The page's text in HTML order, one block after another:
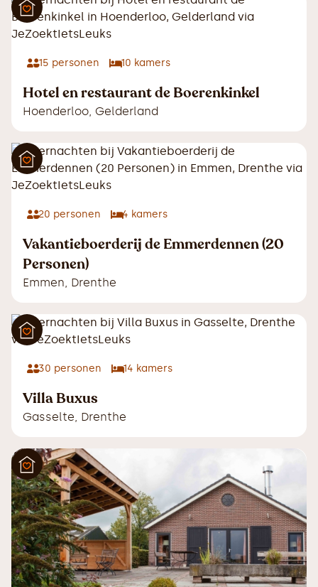
15 personen 10 kamers
Hotel en restaurant de Boerenkinkel
Hoenderloo, Gelderland
20 personen 4 kamers
Vakantieboerderij de Emmerdennen (20
Personen)
Emmen, Drenthe
30 personen 14 kamers
Villa Buxus
Gasselte, Drenthe